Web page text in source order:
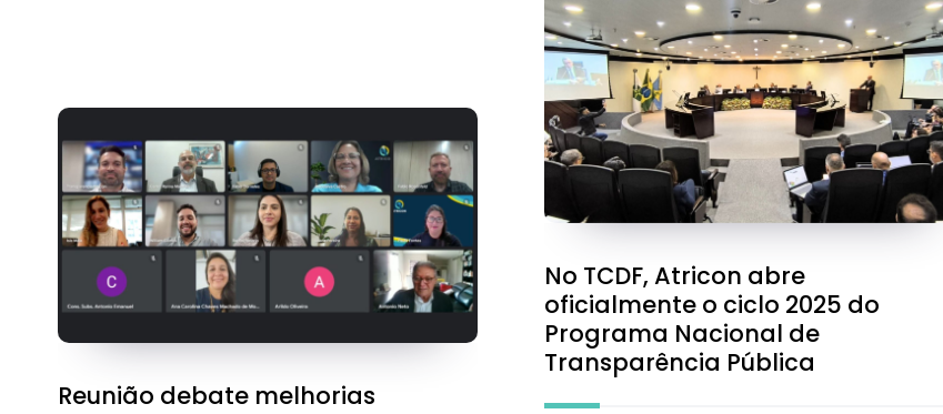
No TCDF, Atricon abre
oficialmente o ciclo 2025 do
Programa Nacional de
Transparência Pública
Reunião debate melhorias